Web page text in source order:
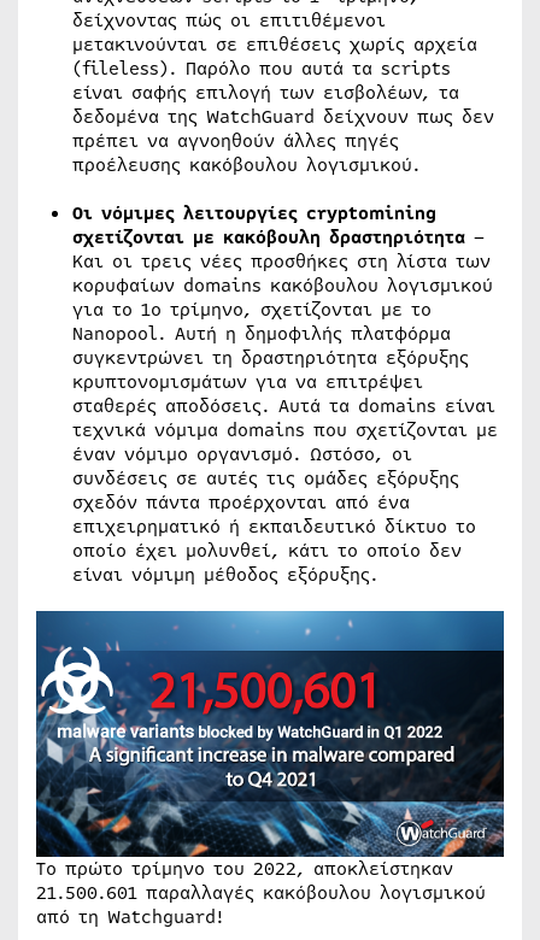
δείχνοντας πώς οι επιτιθέμενοι
μετακινούνται σε επιθέσεις χωρίς αρχεία
(fileless). Παρόλο που αυτά τα scripts
είναι σαφής επιλογή των εισβολέων, τα
δεδομένα της WatchGuard δείχνουν πως δεν
πρέπει να αγνοηθούν άλλες πηγές
προέλευσης κακόβουλου λογισμικού.
Οι νόμιμες λειτουργίες cryptomining
σχετίζονται με κακόβουλη δραστηριότητα –
Και οι τρεις νέες προσθήκες στη λίστα των
κορυφαίων domains κακόβουλου λογισμικού
για το 1ο τρίμηνο, σχετίζονται με το
Nanopool. Αυτή η δημοφιλής πλατφόρμα
συγκεντρώνει τη δραστηριότητα εξόρυξης
κρυπτονομισμάτων για να επιτρέψει
σταθερές αποδόσεις. Αυτά τα domains είναι
τεχνικά νόμιμα domains που σχετίζονται με
έναν νόμιμο οργανισμό. Ωστόσο, οι
συνδέσεις σε αυτές τις ομάδες εξόρυξης
σχεδόν πάντα προέρχονται από ένα
επιχειρηματικό ή εκπαιδευτικό δίκτυο το
οποίο έχει μολυνθεί, κάτι το οποίο δεν
είναι νόμιμη μέθοδος εξόρυξης.
To πρώτο τρίμηνο του 2022, αποκλείστηκαν
21.500.601 παραλλαγές κακόβουλου λογισμικού
από τη Watchguard!